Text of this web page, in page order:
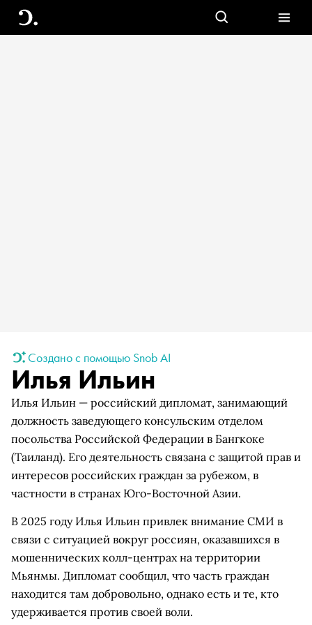
Создано с помощью Snob AI
Илья Ильин
Илья Ильин — российский дипломат, занимающий
должность заведующего консульским отделом
посольства Российской Федерации в Бангкоке
(Таиланд). Его деятельность связана с защитой прав и
интересов российских граждан за рубежом, в
частности в странах Юго-Восточной Азии.
В 2025 году Илья Ильин привлек внимание СМИ в
связи с ситуацией вокруг россиян, оказавшихся в
мошеннических колл-центрах на территории
Мьянмы. Дипломат сообщил, что часть граждан
находится там добровольно, однако есть и те, кто
удерживается против своей воли.